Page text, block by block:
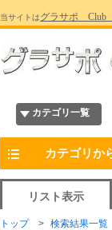
当サイトはグラサポ
カテゴリ一覧
カテゴリか
リスト表示
トップ 検索結果一覧